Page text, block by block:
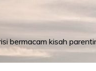
bermacam kisah